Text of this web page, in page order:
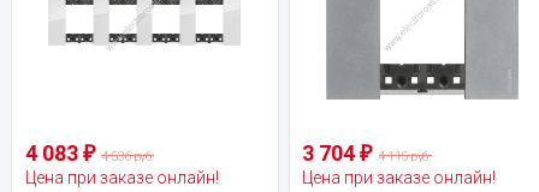
4 083 ₽ 4 536 руб.
Цена при заказе онлайн!
3 704₽ 4 115 руб.
Цена при заказе онлайн!